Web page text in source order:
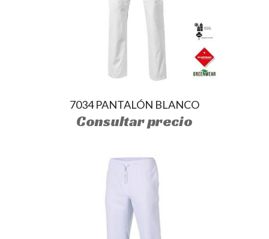
7034 PANTALÓN BLANCO
Consultar precio